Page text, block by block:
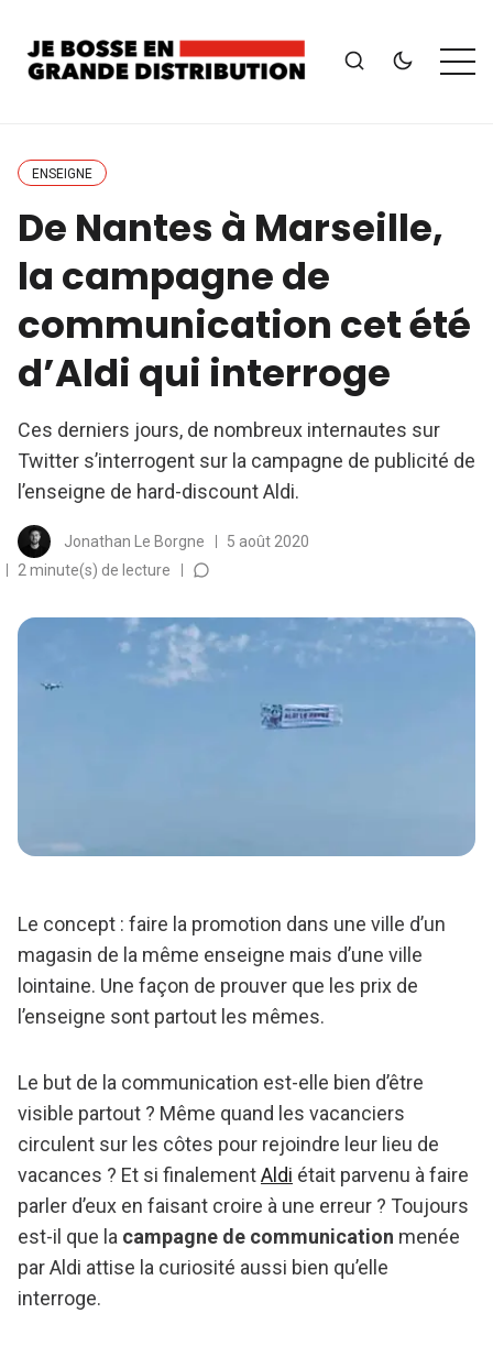
ENSEIGNE
De Nantes à Marseille,
la campagne de
communication cet été
d’Aldi qui interroge
Ces derniers jours, de nombreux internautes sur
Twitter s’interrogent sur la campagne de publicité de
l’enseigne de hard-discount Aldi.
Jonathan Le Borgne
5 août 2020
2 minute(s) de lecture
Le concept : faire la promotion dans une ville d’un
magasin de la même enseigne mais d’une ville
lointaine. Une façon de prouver que les prix de
l’enseigne sont partout les mêmes.
Le but de la communication est-elle bien d’être
visible partout ? Même quand les vacanciers
circulent sur les côtes pour rejoindre leur lieu de
vacances ? Et si finalementAldi était parvenu à faire
parler d’eux en faisant croire à une erreur ? Toujours
est-il que la campagne de communication menée
par Aldi attise la curiosité aussi bien qu’elle
interroge.